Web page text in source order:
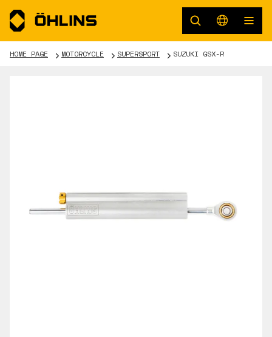
HOME PAGE MOTORCYCLE SUPERSPORT SUZUKI GSX-R